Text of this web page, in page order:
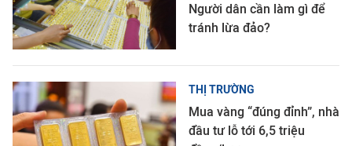
Người dân cần làm gì để
tránh lừa đảo?
THỊ TRƯỜNG
Mua vàng “đúng đỉnh”, nhà
đầu tư lỗ tới 6,5 triệu